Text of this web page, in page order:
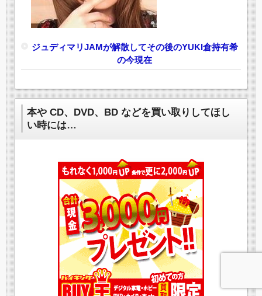
ジュディマリJAMが解散してその後のYUKI倉持有希
の今現在
本や CD、DVD、BD などを買い取りしてほし
い時には…